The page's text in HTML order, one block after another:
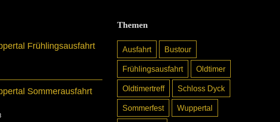
Frühlingsausfahrt
Sommerausfahrt
Themen
Ausfahrt Bustour
Frühlingsausfahrt Oldtimer
Oldtimertreff Schloss Dyck
Sommerfest Wuppertal